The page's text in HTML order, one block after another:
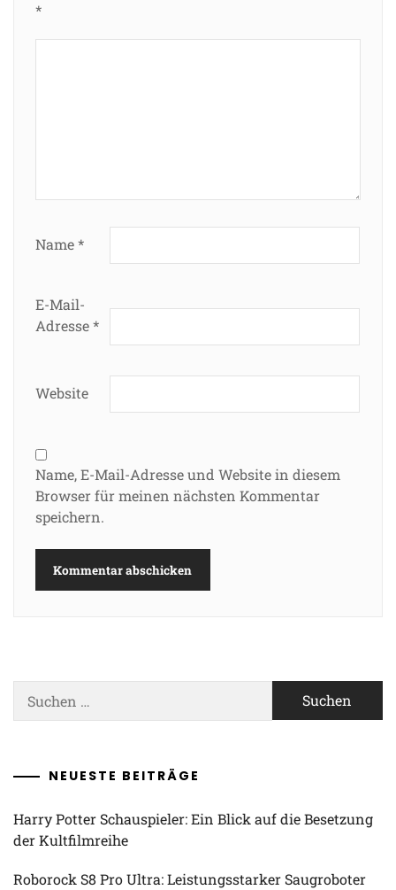
*
Name*
E-Mail-
Adresse*
Website
Name, E-Mail-Adresse und Website in diesem
Browser für meinen nächsten Kommentar
speichern.
nach:
NEUESTE BEITRÄGE
Harry Potter Schauspieler: Ein Blick auf die Besetzung
der Kultfilmreihe
Roborock S8 Pro Ultra: Leistungsstarker Saugroboter